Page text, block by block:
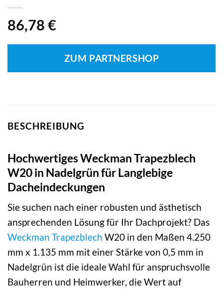
86,78 €
ZUM PARTNERSHOP
BESCHREIBUNG
Hochwertiges Weckman Trapezblech
W20 in Nadelgrün für Langlebige
Dacheindeckungen
Sie suchen nach einer robusten und ästhetisch
ansprechenden Lösung für Ihr Dachprojekt? Das
Weckman Trapezblech W20 in den Maßen 4.250
mm x 1.135 mm mit einer Stärke von 0,5 mm in
Nadelgrün ist die ideale Wahl für anspruchsvolle
Bauherren und Heimwerker, die Wert auf